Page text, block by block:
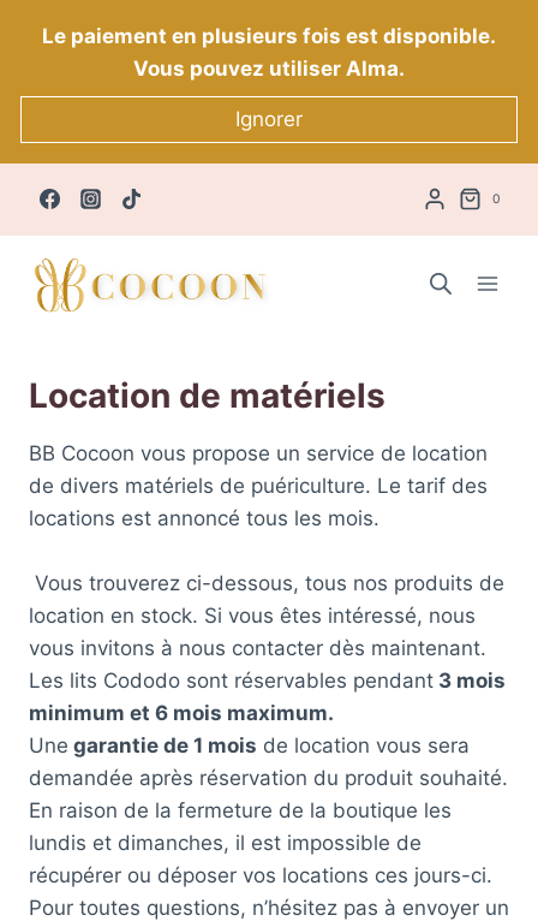
Le paiement en plusieurs fois est disponible.
Vous pouvez utiliser Alma.
Ignorer
0
Location de matériels
BB Cocoon vous propose un service de location
de divers matériels de puériculture. Le tarif des
locations est annoncé tous les mois.
Vous trouverez ci-dessous, tous nos produits de
location en stock. Si vous êtes intéressé, nous
vous invitons à nous contacter dès maintenant.
Les lits Cododo sont réservables pendant 3 mois
minimum et 6 mois maximum.
Une garantie de 1 mois de location vous sera
demandée après réservation du produit souhaité.
En raison de la fermeture de la boutique les
lundis et dimanches, il est impossible de
récupérer ou déposer vos locations ces jours-ci.
Pour toutes questions, n’hésitez pas à envoyer un